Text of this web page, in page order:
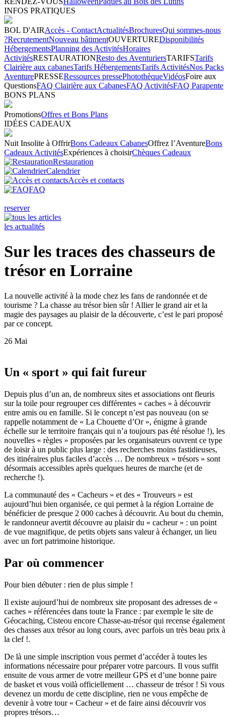
INFOS PRATIQUES
BOL D'AIRAccès - ContactActualitésBrochuresQui sommes-nous
?RecrutementNouveau bâtimentOUVERTUREDisponibilités
HébergementsPlanning des ActivitésHoraires
ActivitésRESTAURATIONResto des AventuriersTARIFSTarifs
Clairière aux cabanesTarifs HébergementsTarifs ActivitésNos Packs
AventurePRESSERessources pressePhotothèqueVidéosFoire aux
QuestionsFAQ Clairière aux CabanesFAQ ActivitésFAQ Parapente
BONS PLANS
PromotionsOffres et Bons Plans
IDÉES CADEAUX
Nuit Insolite à OffrirBons Cadeaux CabanesOffrez l’AventureBons
Cadeaux ActivitésExpériences à choisirChèques Cadeaux
Restauration
Calendrier
Accès et contacts
FAQ
reserver
les actualités
Sur les traces des chasseurs de
trésor en Lorraine
La nouvelle activité à la mode chez les fans de randonnée et de
tourisme ? La chasse au trésor bien sûr ! Allier le grand air et la
magie des paysages au plaisir de la découverte, c’est le pari proposé
par ce concept.
26 Mai
Un « sport » qui fait fureur
Depuis plus d’un an, de nombreux sites et associations ont fleuris
sur la toile pour regrouper ces différentes « caches » à découvrir
entre amis ou en famille. Si le concept n’est pas nouveau (on se
rappelle notamment de « La Chouette d’Or », énigme à grande
échelle sur le territoire français qui n’a toujours pas été résolue !), les
nouvelles « règles » proposées par les organisateurs ouvrent ce type
de loisir à un public plus large : des recherches moins fastidieuses,
des itinéraires plus faciles d’accès … De nombreux « trésors » sont
désormais accessibles après quelques heures de marche (et de
recherche !).
La communauté des « Cacheurs » et des « Trouveurs » est
aujourd’hui bien organisée, ce qui permet à la région Lorraine de
bénéficier de presque 2 000 caches à découvrir. Au bout du chemin,
le randonneur avertit découvre au plaisir du « cacheur » : un point
de vue magnifique, de petits objets sans valeur à échanger, un lieu
avec un fort patrimoine historique.
Par où commencer
Pour bien débuter : rien de plus simple !
Il existe aujourd’hui de nombreux site proposant des adresses de «
caches » référencées dans toute la France : par exemple le site de
Géocaching, Cisteou encore Chasse-au-trésor qui recense également
des chasses aux trésor au long cours, avec parfois un très beau prix à
la clef !.
De là une simple inscription vous permet d’accéder à toutes les
informations nécessaire pour préparer votre parcours. Il vous suffit
ensuite de vous armer de votre meilleur GPS et d’une bonne paire
de basket et vous voilà officiellement … chasseur de trésor ! Si vous
devenez un mordu de cette discipline, rien ne vous empêche de
devenir à votre tour « Cacheur » et de faire ainsi découvrir vos
propres trésors…